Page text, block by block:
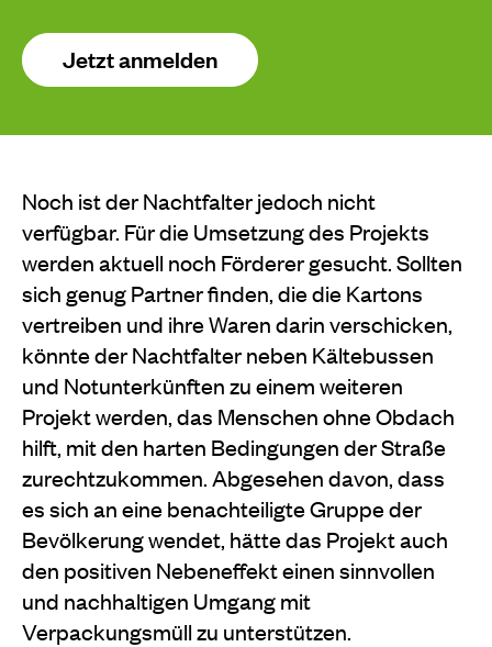
Jetzt anmelden
Noch ist der Nachtfalter jedoch nicht
verfügbar. Für die Umsetzung des Projekts
werden aktuell noch Förderer gesucht. Sollten
sich genug Partner finden, die die Kartons
vertreiben und ihre Waren darin verschicken,
könnte der Nachtfalter neben Kältebussen
und Notunterkünften zu einem weiteren
Projekt werden, das Menschen ohne Obdach
hilft, mit den harten Bedingungen der Straße
zurechtzukommen. Abgesehen davon, dass
es sich an eine benachteiligte Gruppe der
Bevölkerung wendet, hätte das Projekt auch
den positiven Nebeneffekt einen sinnvollen
und nachhaltigen Umgang mit
Verpackungsmüll zu unterstützen.